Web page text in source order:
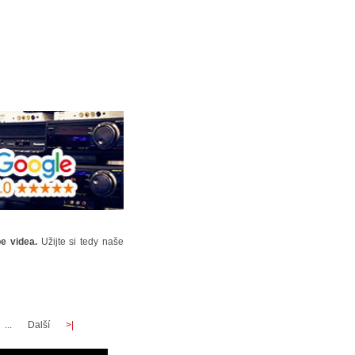
videa.Užijte si tedy naše
... Další >|